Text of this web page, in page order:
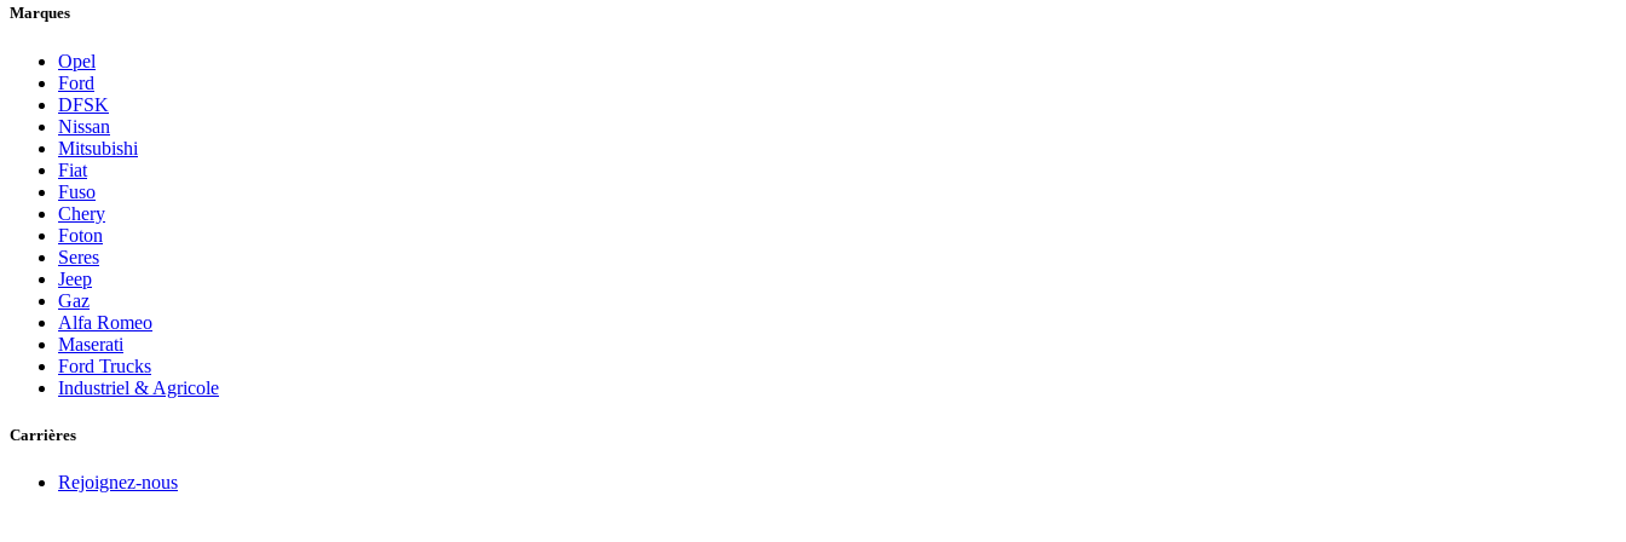
Marques
Opel
Ford
DFSK
Nissan
Mitsubishi
Fiat
Fuso
Chery
Foton
Seres
Jeep
Gaz
Alfa Romeo
Maserati
Ford Trucks
Industriel & Agricole
Carrières
Rejoignez-nous